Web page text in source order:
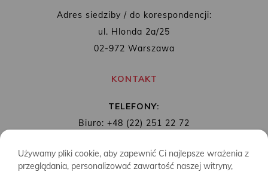
Adres siedziby / do korespondencji:
ul. Hlonda 2a/25
02-972 Warszawa
KONTAKT
TELEFONY:
Biuro: +48 (22) 251 22 72
MAIL: biuro@wydawnictwoalbatros.com
Używamy pliki cookie, aby zapewnić Ci najlepsze wrażenia z
przeglądania, personalizować zawartość naszej witryny,